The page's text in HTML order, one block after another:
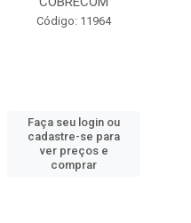
Código: 11964
Faça seu login ou
cadastre-se para
ver preços e
comprar